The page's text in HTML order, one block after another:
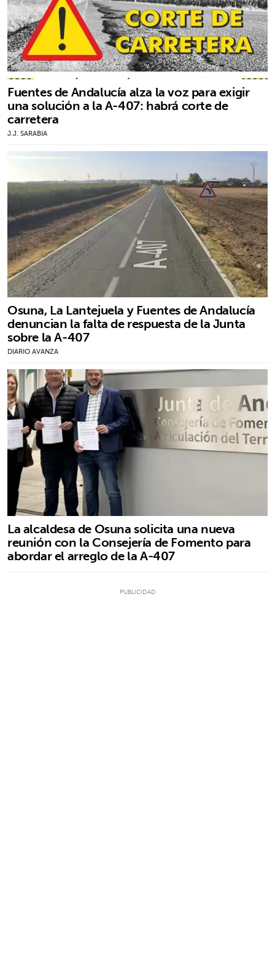
Fuentes de Andalucía alza la voz para exigir
una solución a la A-407: habrá corte de
carretera
J.J. SARABIA
Osuna, La Lantejuela y Fuentes de Andalucía
denuncian la falta de respuesta de la Junta
sobre la A-407
DIARIO AVANZA
La alcaldesa de Osuna solicita una nueva
reunión con la Consejería de Fomento para
abordar el arreglo de la A-407